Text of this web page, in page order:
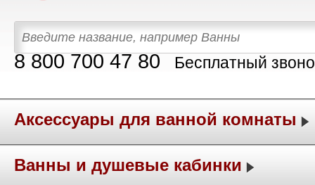
8 800 700 47 80 Бесплатный
Аксессуары для ванной комнаты
Ванны и душевые кабинки